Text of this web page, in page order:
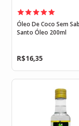
Óleo De Coco Sem
Santo Óleo 200ml
R$16,35